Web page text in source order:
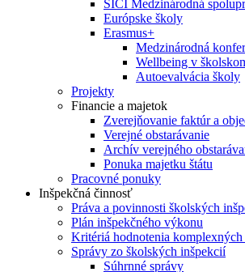
SICI Medzinárodná
Európske školy
Erasmus+
Medzinárodná
Wellbeing v
Autoevalvácia školy
Projekty
Financie a majetok
Zverejňovanie faktúr a
Verejné obstarávanie
Archív verejného
Ponuka majetku štátu
Pracovné ponuky
Inšpekčná činnosť
Práva a povinnosti školských
Plán inšpekčného výkonu
Kritériá hodnotenia
Správy zo školských inšpekcií
Súhrnné správy